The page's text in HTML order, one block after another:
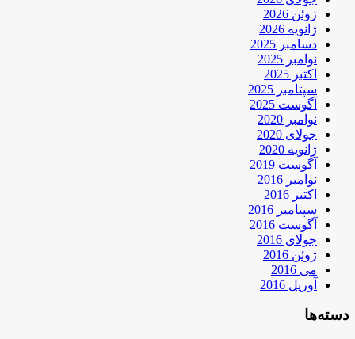
ژوئن 2026
ژانویه 2026
دسامبر 2025
نوامبر 2025
اکتبر 2025
سپتامبر 2025
آگوست 2025
نوامبر 2020
جولای 2020
ژانویه 2020
آگوست 2019
نوامبر 2016
اکتبر 2016
سپتامبر 2016
آگوست 2016
جولای 2016
ژوئن 2016
می 2016
آوریل 2016
دسته‌ها